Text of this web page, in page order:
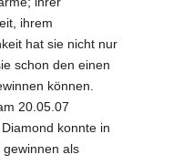
ihrem
hat sie nicht nur
schon den einen
können.
20.05.07
konnte in
gewinnen als